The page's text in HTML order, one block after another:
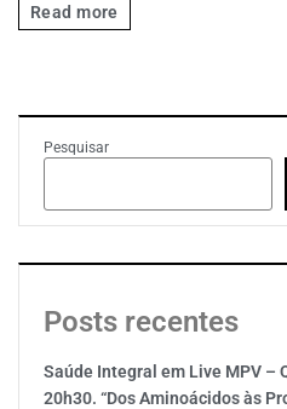
Read more
Pesquisar
Posts recentes
Saúde Integral em Live MPV –
20h30. “Dos Aminoácidos às